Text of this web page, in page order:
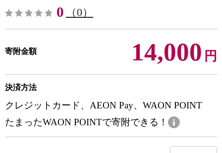
0 （0）
寄附金額 14,000 円
決済方法
クレジットカード、AEON Pay、WAON POINT
たまったWAON POINTで寄附できる！